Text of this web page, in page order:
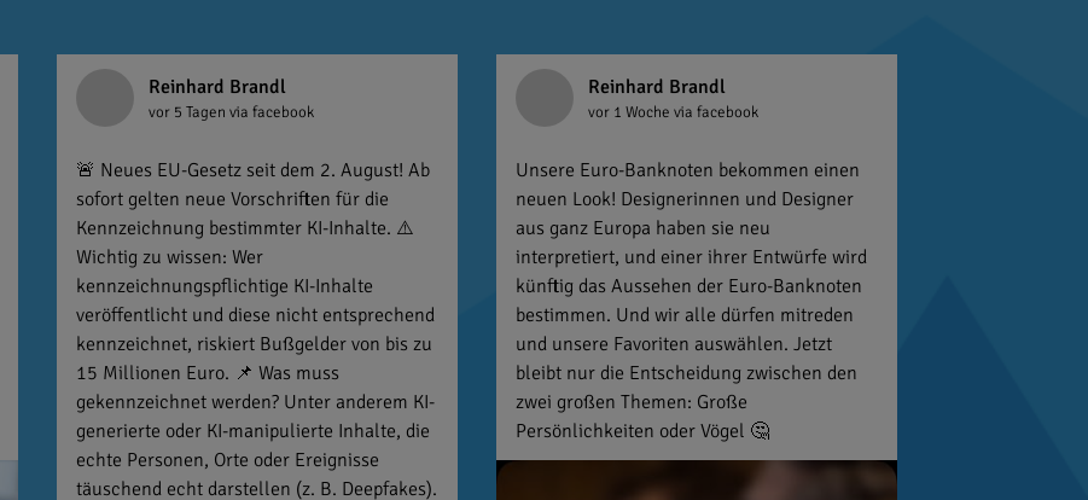
Reinhard Brandl
vor 5 Tagen via facebook
🚨 Neues EU-Gesetz seit dem 2. August! Ab
sofort gelten neue Vorschriften für die
Kennzeichnung bestimmter KI-Inhalte. ⚠️
Wichtig zu wissen: Wer
kennzeichnungspflichtige KI-Inhalte
veröffentlicht und diese nicht entsprechend
kennzeichnet, riskiert Bußgelder von bis zu
15 Millionen Euro. 📌 Was muss
gekennzeichnet werden? Unter anderem KI-
generierte oder KI-manipulierte Inhalte, die
echte Personen, Orte oder Ereignisse
täuschend echt darstellen (z. B. Deepfakes).
Reinhard Brandl
vor 1 Woche via facebook
Unsere Euro-Banknoten bekommen einen
neuen Look! Designerinnen und Designer
aus ganz Europa haben sie neu
interpretiert, und einer ihrer Entwürfe wird
künftig das Aussehen der Euro-Banknoten
bestimmen. Und wir alle dürfen mitreden
und unsere Favoriten auswählen. Jetzt
bleibt nur die Entscheidung zwischen den
zwei großen Themen: Große
Persönlichkeiten oder Vögel 🤔